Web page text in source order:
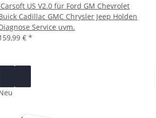
US V2.0 für Ford GM Chevrolet
Cadillac GMC Chrysler Jeep Holden
Service uvm.
€ *